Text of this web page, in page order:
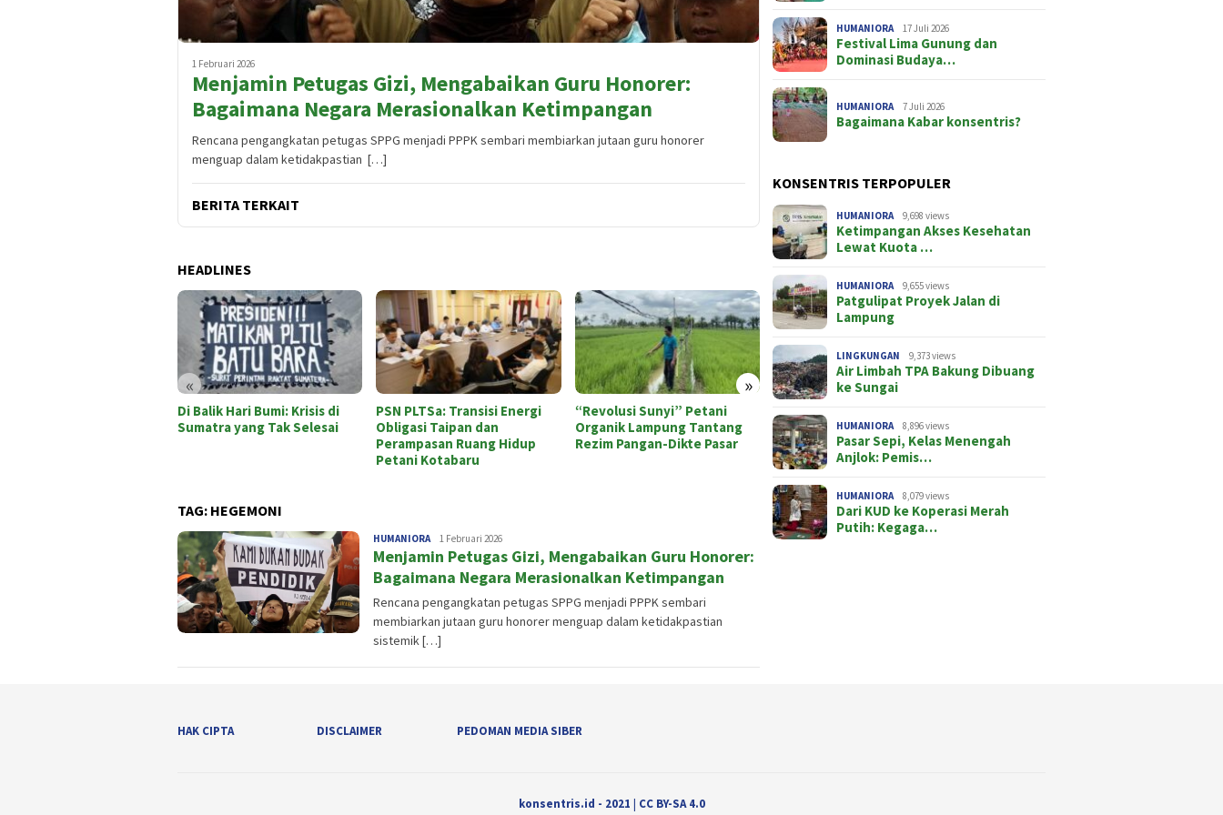
1 Februari 2026
Menjamin Petugas Gizi, Mengabaikan Guru Honorer:
Bagaimana Negara Merasionalkan Ketimpangan
Rencana pengangkatan petugas SPPG menjadi PPPK sembari membiarkan jutaan guru honorer
menguap dalam ketidakpastian […]
BERITA TERKAIT
HEADLINES
« »
Di Balik Hari Bumi: Krisis di
Sumatra yang Tak Selesai
PSN PLTSa: Transisi Energi
Obligasi Taipan dan
Perampasan Ruang Hidup
Petani Kotabaru
“Revolusi Sunyi” Petani
Organik Lampung Tantang
Rezim Pangan-Dikte Pasar
Banjir Berulang Bandar
Lampung: Kebijakan
Pembangunan Tak Sejalan
Prinsip Berkelanjutan
TAG: HEGEMONI
HUMANIORAeditor
1 Februari 2026
Menjamin Petugas Gizi, Mengabaikan Guru Honorer:
Bagaimana Negara Merasionalkan Ketimpangan
Rencana pengangkatan petugas SPPG menjadi PPPK sembari
membiarkan jutaan guru honorer menguap dalam ketidakpastian
sistemik […]
HUMANIORA 17 Juli 2026
Festival Lima Gunung dan
Dominasi Budaya…
HUMANIORA 7 Juli 2026
Bagaimana Kabar konsentris?
KONSENTRIS TERPOPULER
HUMANIORA 9,698 views
Ketimpangan Akses Kesehatan
Lewat Kuota …
HUMANIORA 9,655 views
Patgulipat Proyek Jalan di
Lampung
LINGKUNGAN 9,373 views
Air Limbah TPA Bakung Dibuang
ke Sungai
HUMANIORA 8,896 views
Pasar Sepi, Kelas Menengah
Anjlok: Pemis…
HUMANIORA 8,079 views
Dari KUD ke Koperasi Merah
Putih: Kegaga…
HAK CIPTA DISCLAIMER PEDOMAN MEDIA SIBER
konsentris.id - 2021 | CC BY-SA 4.0